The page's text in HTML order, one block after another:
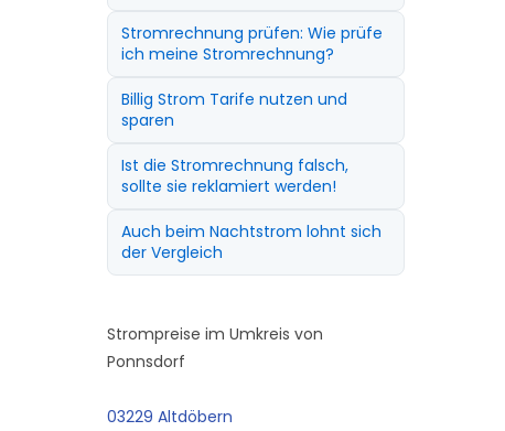
Stromrechnung prüfen: Wie prüfe
ich meine Stromrechnung?
Billig Strom Tarife nutzen und
sparen
Ist die Stromrechnung falsch,
sollte sie reklamiert werden!
Auch beim Nachtstrom lohnt sich
der Vergleich
Strompreise im Umkreis von
Ponnsdorf
03229 Altdöbern